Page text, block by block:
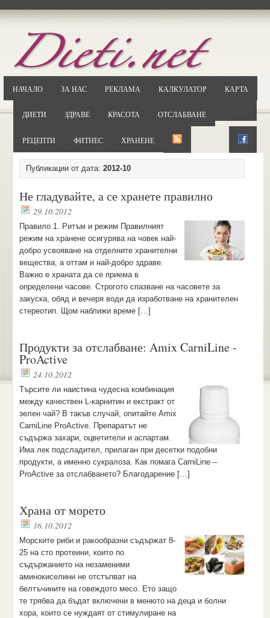
НАЧАЛО ЗА НАС РЕКЛАМА КАЛКУЛАТОР КАРТА
ДИЕТИ ЗДРАВЕ КРАСОТА ОТСЛАБВАНЕ
РЕЦЕПТИ ФИТНЕС ХРАНЕНЕ
Публикации от дата: 2012-10
Не гладувайте, а се хранете правилно
29.10.2012
Правило 1. Ритъм и режим Правилният
режим на хранене осигурява на човек най-
добро усвояване на отделните хранителни
вещества, а оттам и най-добро здраве.
Важно е храната да се приема в
определени часове. Строгото спазване на часовете за
закуска, обяд и вечеря води да изработване на хранителен
стереотип. Щом наближи време […]
Продукти за отслабване: Amix CarniLine -
ProActive
24.10.2012
Търсите ли наистина чудесна комбинация
между качествен L-карнитин и екстракт от
зелен чай? В такъв случай, опитайте Amix
CarniLine ProActive. Препаратът не
съдържа захари, оцветители и аспартам.
Има лек подсладител, прилаган при десетки подобни
продукти, а именно сукралоза. Как помага CarniLine –
ProActive за отслабването? Благодарение […]
Храна от морето
16.10.2012
Морските риби и ракообразни съдържат 8-
25 на сто протеини, които по
съдържанието на незаменими
аминокиселини не отстъпват на
белтъчините на говеждото месо. Ето защо
те трябва да бъдат включени в менюто на деца и болни
хора, които се нуждаят от стимулиране на
ОтворетеGoogle.bg
Потърсете "Cloxy"
Кликнете на първия резултат
... и я въведете в полето: